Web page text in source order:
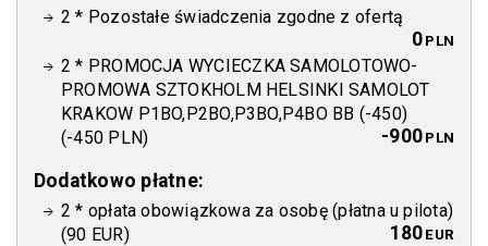
2 * Pozostałe świadczenia zgodne z ofertą
0PLN
2 * PROMOCJA WYCIECZKA SAMOLOTOWO-
PROMOWA SZTOKHOLM HELSINKI SAMOLOT
KRAKOW P1BO,P2BO,P3BO,P4BO BB (-450)
(-450 PLN)
-900PLN
Dodatkowo płatne:
2 * opłata obowiązkowa za osobę (płatna u pilota)
(90 EUR)
180EUR